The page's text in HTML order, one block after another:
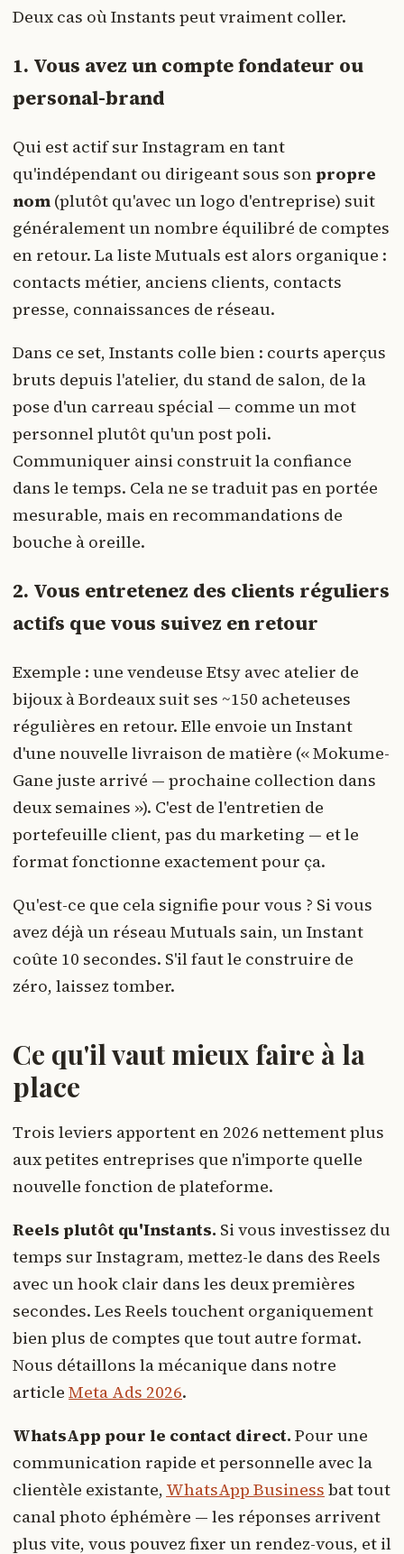
Deux cas où Instants peut vraiment coller.
1. Vous avez un compte fondateur ou
personal-brand
Qui est actif sur Instagram en tant
qu'indépendant ou dirigeant sous sonpropre
nom (plutôt qu'avec un logo d'entreprise) suit
généralement un nombre équilibré de comptes
en retour. La liste Mutuals est alors organique :
contacts métier, anciens clients, contacts
presse, connaissances de réseau.
Dans ce set, Instants colle bien : courts aperçus
bruts depuis l'atelier, du stand de salon, de la
pose d'un carreau spécial — comme un mot
personnel plutôt qu'un post poli.
Communiquer ainsi construit la confiance
dans le temps. Cela ne se traduit pas en portée
mesurable, mais en recommandations de
bouche à oreille.
2. Vous entretenez des clients réguliers
actifs que vous suivez en retour
Exemple : une vendeuse Etsy avec atelier de
bijoux à Bordeaux suit ses ~150 acheteuses
régulières en retour. Elle envoie un Instant
d'une nouvelle livraison de matière (« Mokume-
Gane juste arrivé — prochaine collection dans
deux semaines »). C'est de l'entretien de
portefeuille client, pas du marketing — et le
format fonctionne exactement pour ça.
Qu'est-ce que cela signifie pour vous ? Si vous
avez déjà un réseau Mutuals sain, un Instant
coûte 10 secondes. S'il faut le construire de
zéro, laissez tomber.
Ce qu'il vaut mieux faire à la
place
Trois leviers apportent en 2026 nettement plus
aux petites entreprises que n'importe quelle
nouvelle fonction de plateforme.
Reels plutôt qu'Instants. Si vous investissez du
temps sur Instagram, mettez-le dans des Reels
avec un hook clair dans les deux premières
secondes. Les Reels touchent organiquement
bien plus de comptes que tout autre format.
Nous détaillons la mécanique dans notre
article Meta Ads 2026.
WhatsApp pour le contact direct. Pour une
communication rapide et personnelle avec la
clientèle existante, WhatsApp Business bat tout
canal photo éphémère — les réponses arrivent
plus vite, vous pouvez fixer un rendez-vous, et il